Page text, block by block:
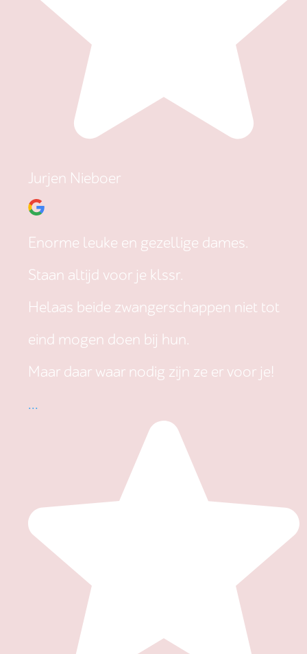
Jurjen Nieboer
Enorme leuke en gezellige dames.
Staan altijd voor je klssr.
Helaas beide zwangerschappen niet tot
eind mogen doen bij hun.
Maar daar waar nodig zijn ze er voor je!
...